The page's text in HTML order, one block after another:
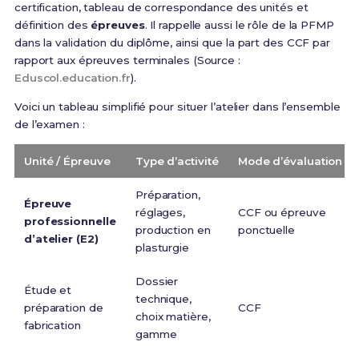
certification, tableau de correspondance des unités et
définition des épreuves. Il rappelle aussi le rôle de la PFMP
dans la validation du diplôme, ainsi que la part des CCF par
rapport aux épreuves terminales (Source :
Eduscol.education.fr).
Voici un tableau simplifié pour situer l’atelier dans l’ensemble
de l’examen :
Unité / Épreuve Type d’activité Mode d’évaluation
Épreuve
professionnelle
d’atelier (E2)
Préparation,
réglages,
production en
plasturgie
CCF ou épreuve
ponctuelle
Étude et
préparation de
fabrication
Dossier
technique,
choix matière,
gamme
CCF